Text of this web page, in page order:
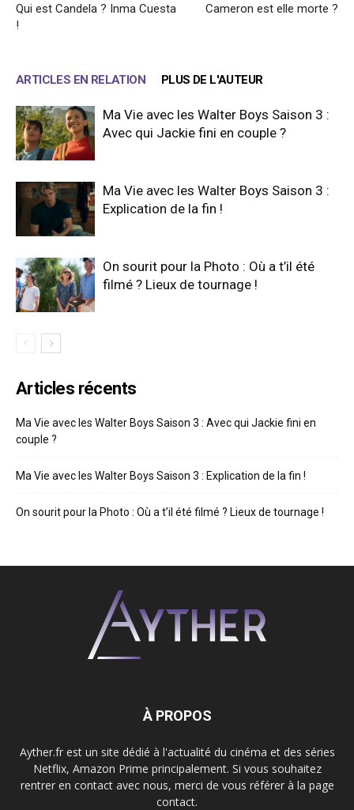
Qui est Candela ? Inma Cuesta
!
Cameron est elle morte ?
ARTICLES EN RELATION PLUS DE L'AUTEUR
Ma Vie avec les Walter Boys Saison 3 :
Avec qui Jackie fini en couple ?
Ma Vie avec les Walter Boys Saison 3 :
Explication de la fin !
On sourit pour la Photo : Où a t’il été
filmé ? Lieux de tournage !
Articles récents
Ma Vie avec les Walter Boys Saison 3 : Avec qui Jackie fini en
couple ?
Ma Vie avec les Walter Boys Saison 3 : Explication de la fin !
On sourit pour la Photo : Où a t’il été filmé ? Lieux de tournage !
À PROPOS
Ayther.fr est un site dédié à l'actualité du cinéma et des séries
Netflix, Amazon Prime principalement. Si vous souhaitez
rentrer en contact avec nous, merci de vous référer à la page
contact.